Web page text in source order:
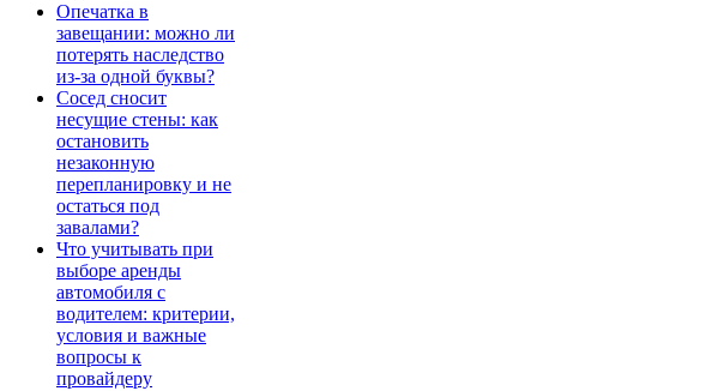
Опечатка в
завещании: можно ли
потерять наследство
из-за одной буквы?
Сосед сносит
несущие стены: как
остановить
незаконную
перепланировку и не
остаться под
завалами?
Что учитывать при
выборе аренды
автомобиля с
водителем: критерии,
условия и важные
вопросы к
провайдеру